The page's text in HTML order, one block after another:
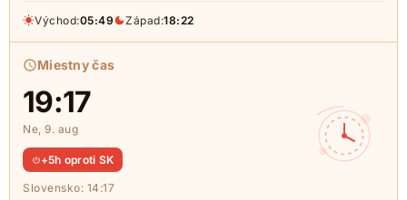
Východ:05:49 Západ:18:22
Miestny čas
19:17
Ne, 9. aug
+5h oproti SK
Slovensko: 14:17